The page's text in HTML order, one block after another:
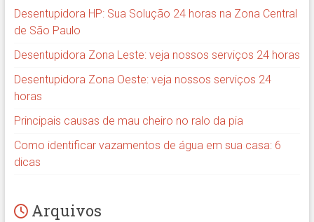
Desentupidora HP: Sua Solução 24 horas na Zona Central
de São Paulo
Desentupidora Zona Leste: veja nossos serviços 24 horas
Desentupidora Zona Oeste: veja nossos serviços 24
horas
Principais causas de mau cheiro no ralo da pia
Como identificar vazamentos de água em sua casa: 6
dicas
Arquivos